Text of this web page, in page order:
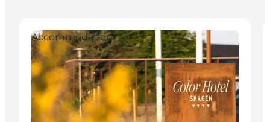
Accommodation